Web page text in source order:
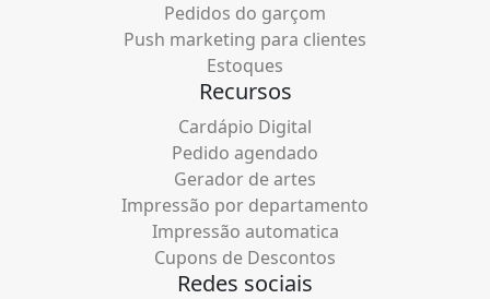
Pedidos do garçom
Push marketing para clientes
Estoques
Recursos
Cardápio Digital
Pedido agendado
Gerador de artes
Impressão por departamento
Impressão automatica
Cupons de Descontos
Redes sociais